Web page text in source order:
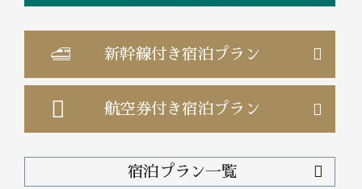
新幹線付き宿泊プラン
航空券付き宿泊プラン
宿泊プラン一覧